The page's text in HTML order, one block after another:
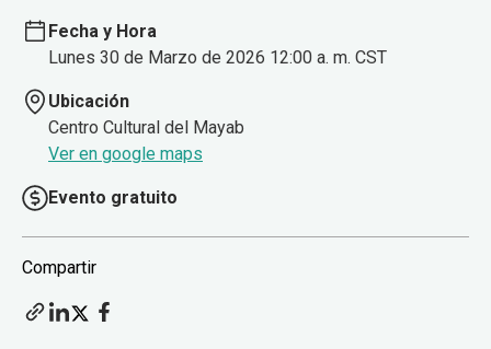
Fecha y Hora
Lunes 30 de Marzo de 2026 12:00 a. m. CST
Ubicación
Centro Cultural del Mayab
Ver en google maps
Evento gratuito
Compartir